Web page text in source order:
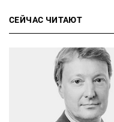
СЕЙЧАС ЧИТАЮТ